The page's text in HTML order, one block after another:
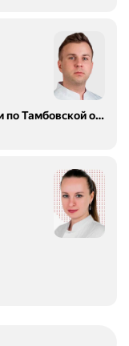
Медико-санитарная часть МВД России по Тамбовской обл., поликлиника